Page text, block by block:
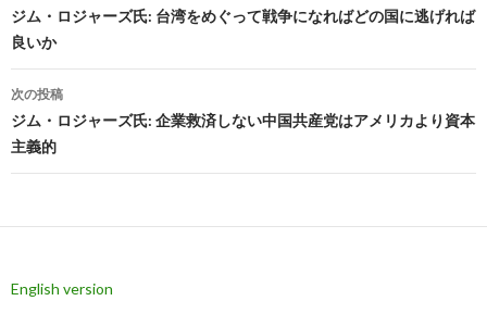
稿
ナ
ビ
ゲ
ー
ン
ジム・ロジャーズ氏: 台湾をめぐって戦争になればどの国に逃げれば
良いか
次の投稿
ジム・ロジャーズ氏: 企業救済しない中国共産党はアメリカより資本
主義的
English version